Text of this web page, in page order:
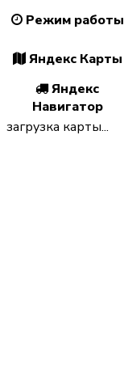
Режим работы
Яндекс Карты
Яндекс
Навигатор
загрузка карты...